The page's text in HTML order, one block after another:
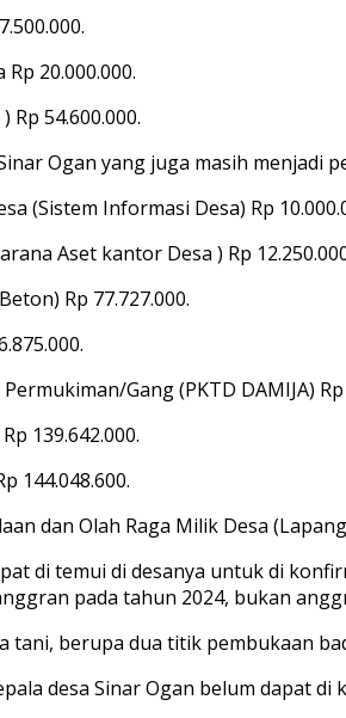
20.000.000.
Rp 54.600.000.
Ogan yang juga masih
(Sistem Informasi Desa) Rp
Aset kantor Desa ) Rp
Rp 77.727.000.
Gang (PKTD DAMIJA) Rp
139.642.000.
144.048.600.
dan Olah Raga Milik Desa
di temui di desanya untuk di
pada tahun 2024, bukan
tani, berupa dua titik pembukaan
desa Sinar Ogan belum dapat di